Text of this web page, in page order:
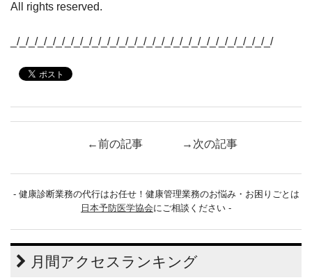
All rights reserved.
_/_/_/_/_/_/_/_/_/_/_/_/_/_/_/_/_/_/_/_/_/_/_/_/_/_/_/_/_/
←前の記事 →次の記事
- 健康診断業務の代行はお任せ！健康管理業務のお悩み・お困りごとは
日本予防医学協会にご相談ください -
月間アクセスランキング